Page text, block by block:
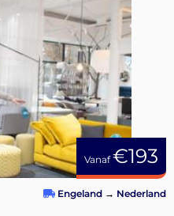
Vanaf€193
Engeland → Nederland